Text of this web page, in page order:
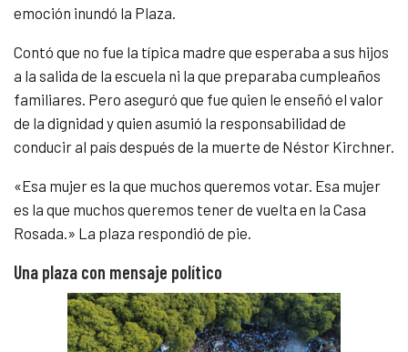
emoción inundó la Plaza.
Contó que no fue la típica madre que esperaba a sus hijos
a la salida de la escuela ni la que preparaba cumpleaños
familiares. Pero aseguró que fue quien le enseñó el valor
de la dignidad y quien asumió la responsabilidad de
conducir al país después de la muerte de Néstor Kirchner.
«Esa mujer es la que muchos queremos votar. Esa mujer
es la que muchos queremos tener de vuelta en la Casa
Rosada.» La plaza respondió de pie.
Una plaza con mensaje político